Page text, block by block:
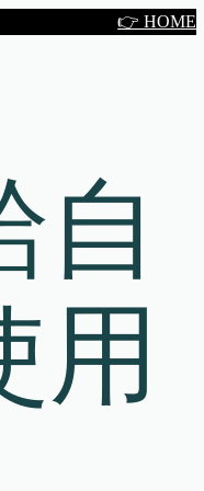
👉 HOME
自
用